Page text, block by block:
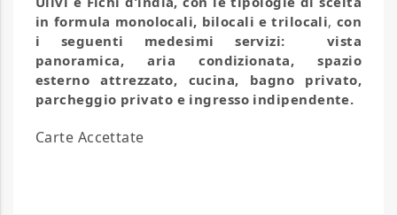
in formula monolocali, bilocali e trilocali, con
i seguenti medesimi servizi:
vista
panoramica, aria condizionata, spazio
esterno attrezzato, cucina, bagno privato,
parcheggio privato e ingresso indipendente.
Carte Accettate